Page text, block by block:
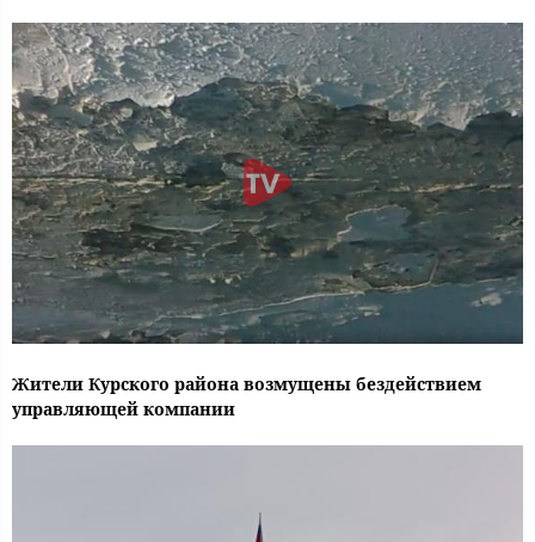
Жители Курского района возмущены бездействием
управляющей компании